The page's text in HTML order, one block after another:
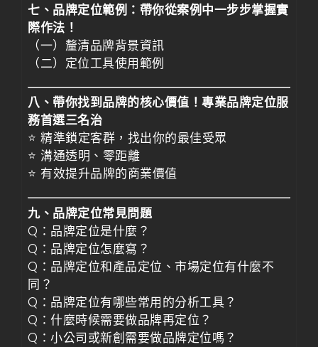
七、品牌定位範例：帶你從案例中一步步掌握實
際作法！
（一）釐清品牌背景資訊
（二）定位工具使用範例
八、帶你找到品牌的核心價值！專業品牌定位服
務首選三名治
⭐ 精準鎖定客群，找出你的最佳受眾
⭐ 溝通透明、零距離
⭐ 有效提升品牌的商業價值
九、品牌定位常見問題
Q：品牌定位是什麼？
Q：品牌定位怎麼寫？
Q：品牌定位和產品定位、市場定位有什麼不
同？
Q：品牌定位有哪些常用的分析工具？
Q：什麼時候需要做品牌再定位？
Q：小公司或新創需要做品牌定位嗎？